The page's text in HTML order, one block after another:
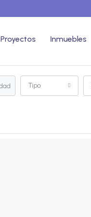
Proyectos Inmuebles
Tipo